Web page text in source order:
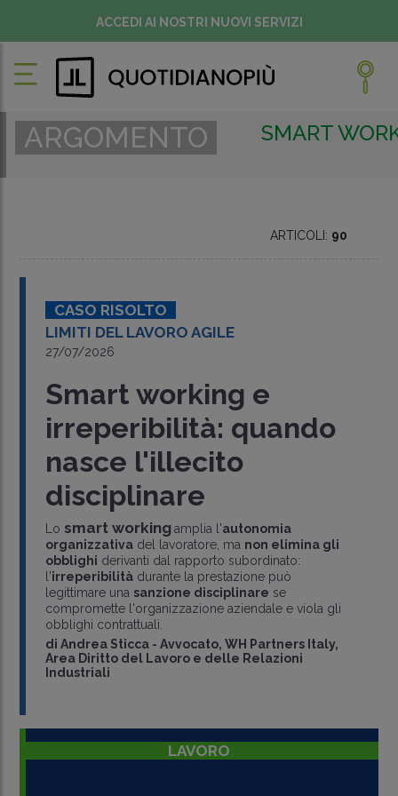
ACCEDI AI NOSTRI NUOVI SERVIZI
ARGOMENTO SMART
ARTICOLI: 90
CASO RISOLTO
LIMITI DEL LAVORO AGILE
27/07/2026
Smart working e
irreperibilità: quando
nasce l'illecito
disciplinare
Lo smart workingamplia l'autonomia
organizzativadel lavoratore, ma non elimina gli
obblighi derivanti dal rapporto subordinato:
l'irreperibilitàdurante la prestazione può
legittimare una sanzione disciplinare se
compromette l'organizzazione aziendale e viola gli
obblighi contrattuali.
di Andrea Sticca - Avvocato, WH Partners Italy,
Area Diritto del Lavoro e delle Relazioni
Industriali
LAVORO